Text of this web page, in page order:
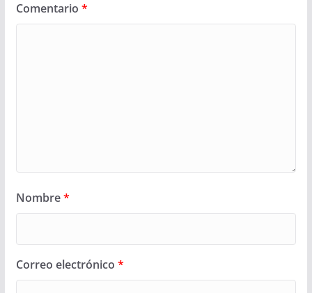
Comentario *
Nombre*
Correo electrónico *